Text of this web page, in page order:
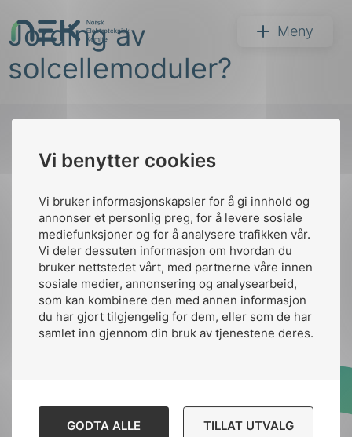
Vi benytter cookies
Vi bruker informasjonskapsler for å gi innhold og
annonser et personlig preg, for å levere sosiale
mediefunksjoner og for å analysere trafikken vår.
Vi deler dessuten informasjon om hvordan du
bruker nettstedet vårt, med partnerne våre innen
sosiale medier, annonsering og analysearbeid,
som kan kombinere den med annen informasjon
du har gjort tilgjengelig for dem, eller som de har
samlet inn gjennom din bruk av tjenestene deres.
GODTA ALLE TILLAT UTVALG
innhold
NEK Meny
Søk
Jording av
solcellemoduler?
Kontakt oss
Ansatte
nek@nek.no
Kontakt
Bruk av Cookies
Designed and developed
Stem Agency
toppen